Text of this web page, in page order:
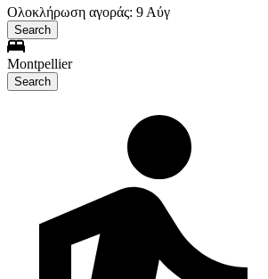
Ολοκλήρωση αγοράς: 9 Αύγ
Search
Montpellier
Search